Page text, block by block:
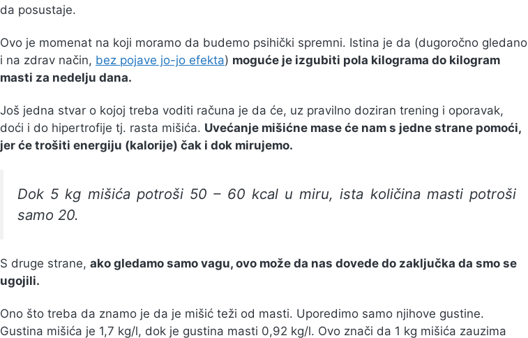
da posustaje.
Ovo je momenat na koji moramo da budemo psihički spremni. Istina je da (dugoročno gledano
i na zdrav način, bez pojave jo-jo efekta) moguće je izgubiti pola kilograma do kilogram
masti za nedelju dana.
Još jedna stvar o kojoj treba voditi računa je da će, uz pravilno doziran trening i oporavak,
doći i do hipertrofije tj. rasta mišića. Uvećanje mišićne mase će nam s jedne strane pomoći,
jer će trošiti energiju (kalorije) čak i dok mirujemo.
Dok 5 kg mišića potroši 50 – 60 kcal u miru, ista količina masti potroši
samo 20.
S druge strane, ako gledamo samo vagu, ovo može da nas dovede do zaključka da smo se
ugojili.
Ono što treba da znamo je da je mišić teži od masti. Uporedimo samo njihove gustine.
Gustina mišića je 1,7 kg/l, dok je gustina masti 0,92 kg/l. Ovo znači da 1 kg mišića zauzima